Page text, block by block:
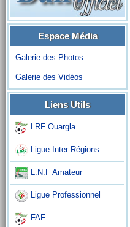
Espace Média
Galerie des Photos
Galerie des Vidéos
Liens Utils
LRF Ouargla
Ligue Inter-Régions
L.N.F Amateur
Ligue Professionnel
FAF